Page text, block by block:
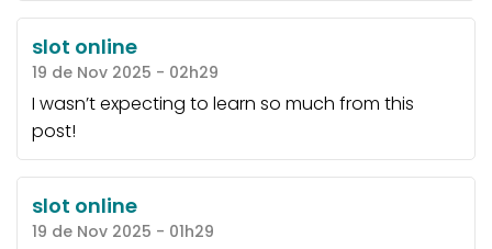
slot online
19 de Nov 2025 - 02h29
I wasn’t expecting to learn so much from this
post!
slot online
19 de Nov 2025 - 01h29